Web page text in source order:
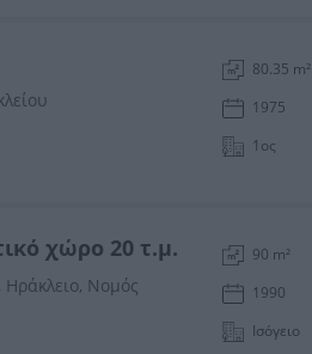
80.35 m²
1975
1ος
χώρο 20 τ.μ.
Νομός
90 m²
1990
Ισόγειο